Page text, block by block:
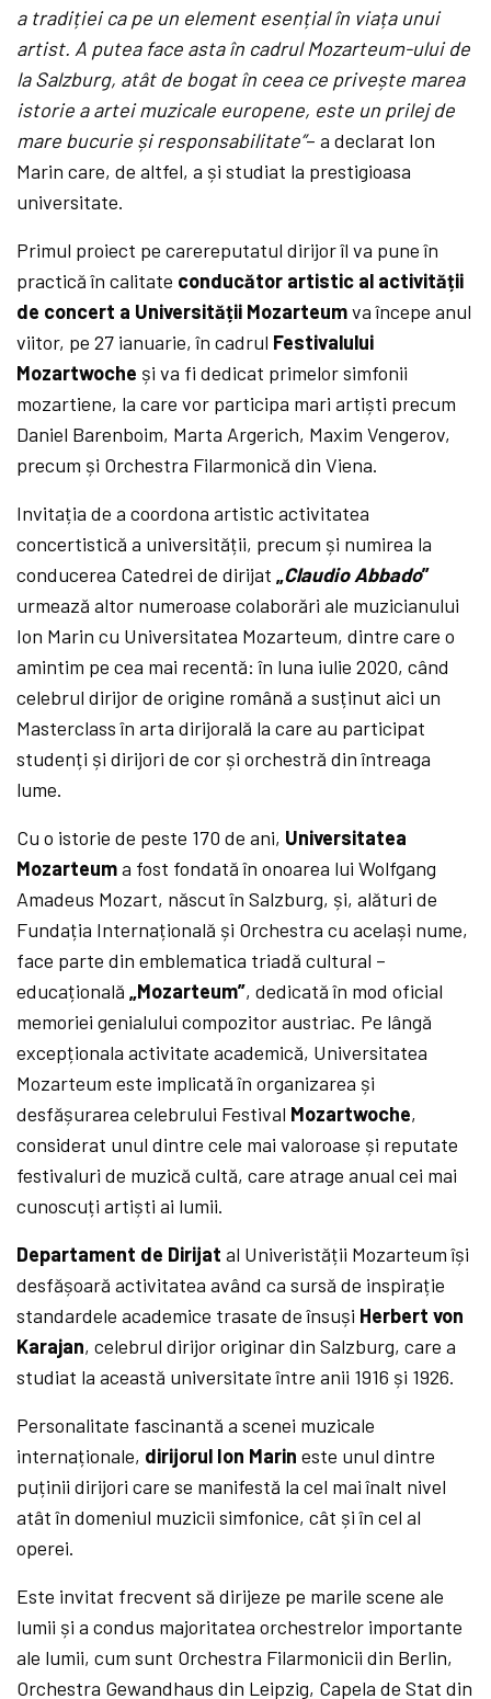
a tradiției ca pe un element esențial în viața unui
artist. A putea face asta în cadrul Mozarteum-ului de
la Salzburg, atât de bogat în ceea ce privește marea
istorie a artei muzicale europene, este un prilej de
mare bucurie și responsabilitate”– a declarat Ion
Marin care, de altfel, a și studiat la prestigioasa
universitate.
Primul proiect pe carereputatul dirijor îl va pune în
practică în calitate conducător artistic al activității
de concert a Universității Mozarteumva începe anul
viitor, pe 27 ianuarie, în cadrul Festivalului
Mozartwoche și va fi dedicat primelor simfonii
mozartiene, la care vor participa mari artiști precum
Daniel Barenboim, Marta Argerich, Maxim Vengerov,
precum și Orchestra Filarmonică din Viena.
Invitația de a coordona artistic activitatea
concertistică a universității, precum și numirea la
conducerea Catedrei de dirijat„Claudio Abbado”
urmează altor numeroase colaborări ale muzicianului
Ion Marin cu Universitatea Mozarteum, dintre care o
amintim pe cea mai recentă: în luna iulie 2020, când
celebrul dirijor de origine română a susținut aici un
Masterclass în arta dirijorală la care au participat
studenți și dirijori de cor și orchestră din întreaga
lume.
Cu o istorie de peste 170 de ani, Universitatea
Mozarteuma fost fondată în onoarea lui Wolfgang
Amadeus Mozart, născut în Salzburg, și, alături de
Fundația Internațională și Orchestra cu același nume,
face parte din emblematica triadă cultural –
educațională„Mozarteum”, dedicată în mod oficial
memoriei genialului compozitor austriac. Pe lângă
excepționala activitate academică, Universitatea
Mozarteum este implicată în organizarea și
desfășurarea celebrului Festival Mozartwoche,
considerat unul dintre cele mai valoroase și reputate
festivaluri de muzică cultă, care atrage anual cei mai
cunoscuți artiști ai lumii.
Departament de Dirijatal Univeristății Mozarteum își
desfășoară activitatea având ca sursă de inspirație
standardele academice trasate de însuși Herbert von
Karajan, celebrul dirijor originar din Salzburg, care a
studiat la această universitate între anii 1916 și 1926.
Personalitate fascinantă a scenei muzicale
internaționale, dirijorul Ion Marin este unul dintre
puținii dirijori care se manifestă la cel mai înalt nivel
atât în domeniul muzicii simfonice, cât și în cel al
operei.
Este invitat frecvent să dirijeze pe marile scene ale
lumii și a condus majoritatea orchestrelor importante
ale lumii, cum sunt Orchestra Filarmonicii din Berlin,
Orchestra Gewandhaus din Leipzig, Capela de Stat din